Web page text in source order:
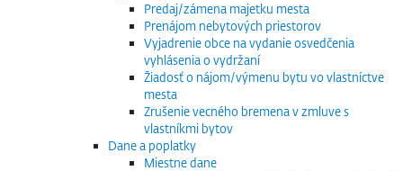
Predaj/zámena majetku mesta
Prenájom nebytových priestorov
Vyjadrenie obce na vydanie osvedčenia
vyhlásenia o vydržaní
Žiadosť o nájom/výmenu bytu vo vlastníctve
mesta
Zrušenie vecného bremena v zmluve s
vlastníkmi bytov
Dane a poplatky
Miestne dane